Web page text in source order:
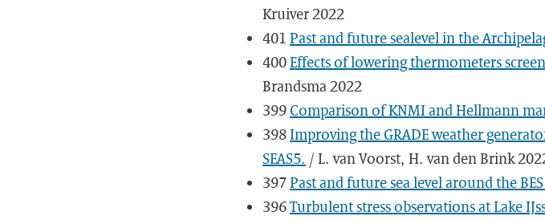
Kruiver 2022
401 Past and future sealevel in the
400Effects of lowering thermometers
Brandsma 2022
399Comparison of KNMI and Hellmann
398Improving the GRADE weather
SEAS5. / L. van Voorst, H. van den Brink
397Past and future sea level around the
396Turbulent stress observations at Lake